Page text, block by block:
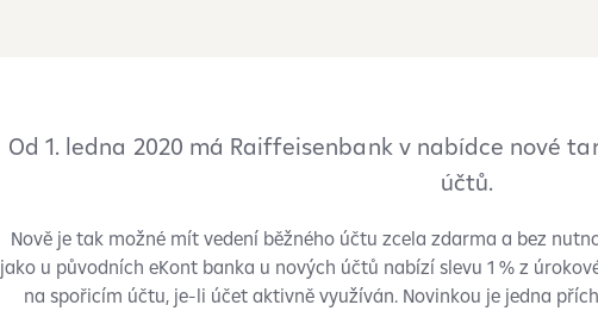
Od 1. ledna 2020 má Raiffeisenbank v nabídce nové
účtů.
Nově je tak možné mít vedení běžného účtu zcela zdarma a bez
jako u původních eKont banka u nových účtů nabízí slevu 1 % z
na spořicím účtu, je-li účet aktivně využíván. Novinkou je jedna